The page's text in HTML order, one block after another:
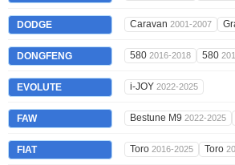
DODGE Caravan 2001-2007
DONGFENG 580 2016-2018 580
EVOLUTE i-JOY 2022-2025
FAW Bestune M9 2022-2025
FIAT Toro 2016-2025 Toro